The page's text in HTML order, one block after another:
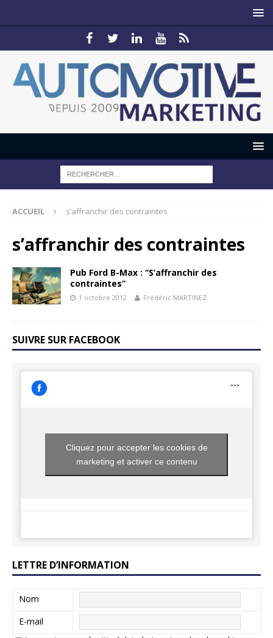
ACCUEIL s’affranchir des contraintes
s’affranchir des contraintes
Pub Ford B-Max : “S’affranchir des
contraintes”
1 octobre 2012 Frédéric MARTINEZ
SUIVRE SUR FACEBOOK
Cliquez pour accepter les cookies de
marketing et activer ce contenu
LETTRE D’INFORMATION
Nom
E-mail